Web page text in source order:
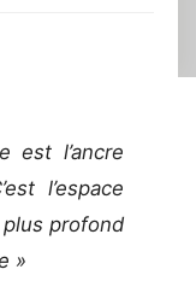
est l’ancre
l’espace
profond
»